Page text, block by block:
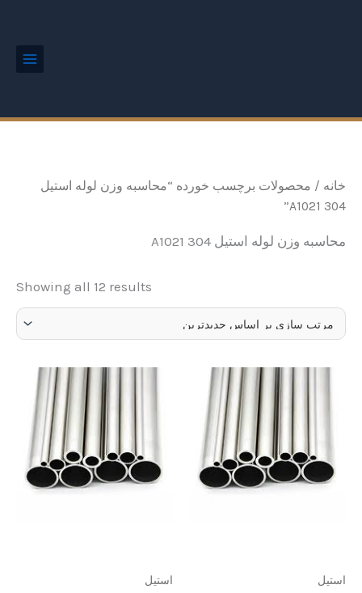
خانه / محصولات برچسب خورده “محاسبه وزن لوله استیل
304 A1021”
محاسبه وزن لوله استیل 304 A1021
Showing all 12 results
استیل استیل